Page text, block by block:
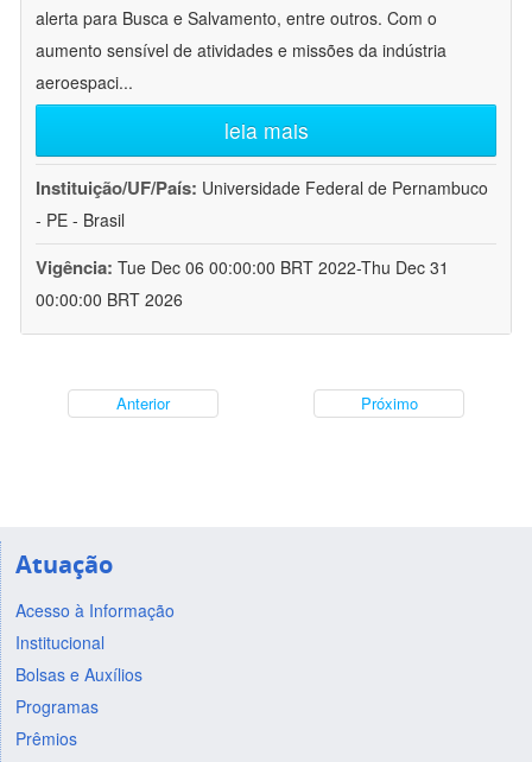
alerta para Busca e Salvamento, entre outros. Com o
aumento sensível de atividades e missões da indústria
aeroespaci...
leia mais
Instituição/UF/País: Universidade Federal de Pernambuco
- PE - Brasil
Vigência: Tue Dec 06 00:00:00 BRT 2022-Thu Dec 31
00:00:00 BRT 2026
Anterior Próximo
Atuação
Acesso à Informação
Institucional
Bolsas e Auxílios
Programas
Prêmios